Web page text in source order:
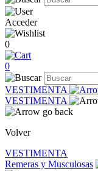
Acceder
0
0
VESTIMENTA
VESTIMENTA
Volver
VESTIMENTA
Remeras y Musculosas